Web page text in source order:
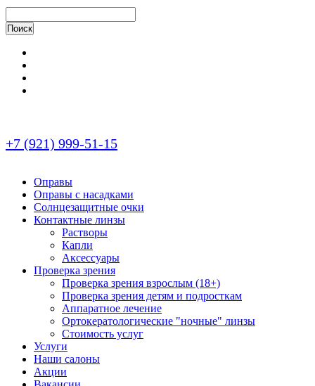
+7 (921) 999-51-15
Оправы
Оправы с насадками
Солнцезащитные очки
Контактные линзы
Растворы
Капли
Аксессуары
Проверка зрения
Проверка зрения взрослым (18+)
Проверка зрения детям и подросткам
Аппаратное лечение
Ортокератологические "ночные" линзы
Стоимость услуг
Услуги
Наши салоны
Акции